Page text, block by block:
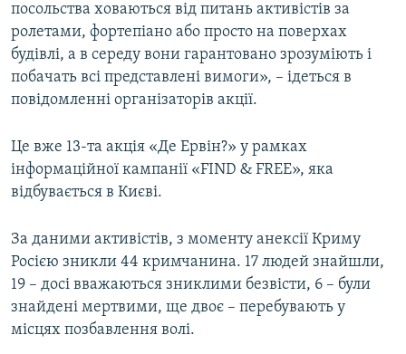
посольства ховаються від питань активістів за
ролетами, фортепіано або просто на поверхах
будівлі, а в середу вони гарантовано зрозуміють і
побачать всі представлені вимоги», – ідеться в
повідомленні організаторів акції.
Це вже 13-та акція «Де Ервін?» у рамках
інформаційної кампанії «FIND & FREE», яка
відбувається в Києві.
За даними активістів, з моменту анексії Криму
Росією зникли 44 кримчанина. 17 людей знайшли,
19 – досі вважаються зниклими безвісти, 6 – були
знайдені мертвими, ще двоє – перебувають у
місцях позбавлення волі.